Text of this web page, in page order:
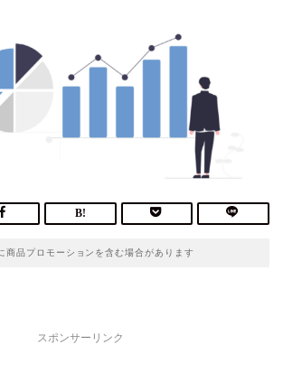
商品プロモーションを含む場合があります
スポンサーリンク